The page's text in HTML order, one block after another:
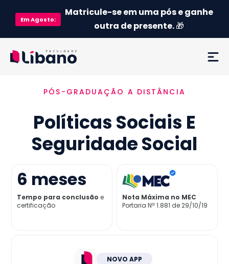
EmAgosto:
Matricule-se em uma pós e ganhe
outra de presente.🎁
Ementa
Como funciona
Credenciamento MEC
Preço
Já sou aluno
PÓS-GRADUAÇÃO A DISTÂNCIA
Políticas Sociais E
Seguridade Social
6 meses
Tempo para conclusão e
certificação
Nota Máxima no MEC
Portaria Nª 1.881 de 29/10/19
NOVO APP